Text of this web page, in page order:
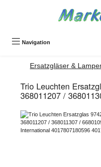
Navigation
Ersatzgläser &
Trio Leuchten
368011207 /
Bildergalerie überspringen